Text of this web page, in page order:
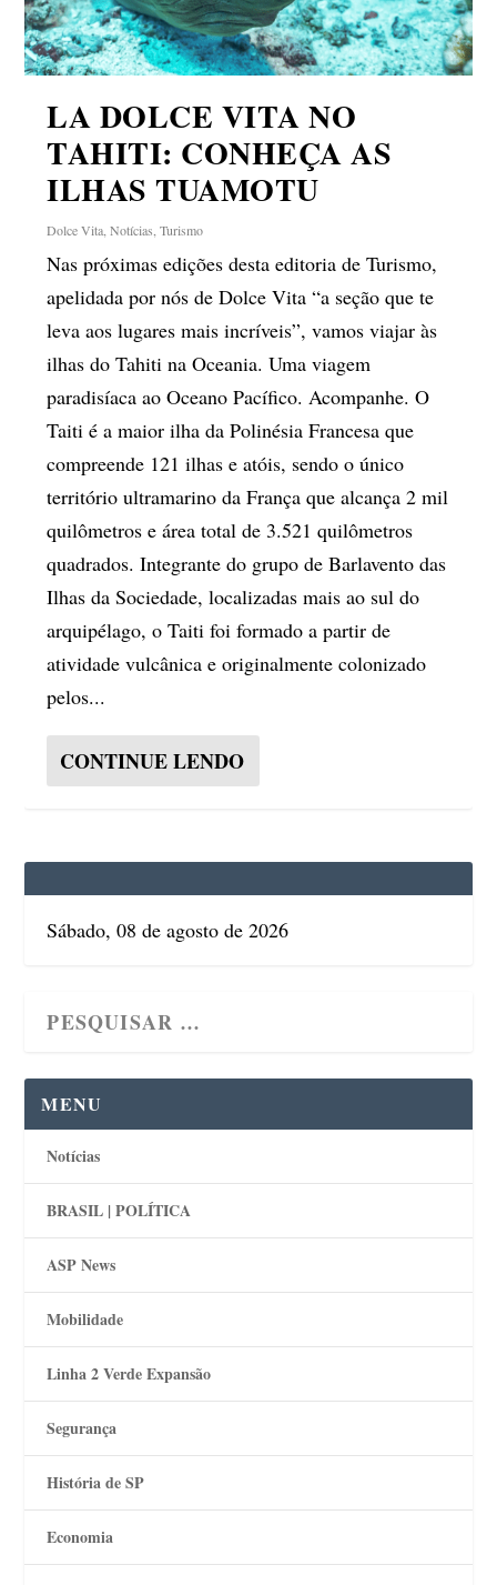
LA DOLCE VITA NO
TAHITI: CONHEÇA AS
ILHAS TUAMOTU
Dolce Vita ,Notícias ,Turismo
Nas próximas edições desta editoria de Turismo,
apelidada por nós de Dolce Vita “a seção que te
leva aos lugares mais incríveis”, vamos viajar às
ilhas do Tahiti na Oceania. Uma viagem
paradisíaca ao Oceano Pacífico. Acompanhe. O
Taiti é a maior ilha da Polinésia Francesa que
compreende 121 ilhas e atóis, sendo o único
território ultramarino da França que alcança 2 mil
quilômetros e área total de 3.521 quilômetros
quadrados. Integrante do grupo de Barlavento das
Ilhas da Sociedade, localizadas mais ao sul do
arquipélago, o Taiti foi formado a partir de
atividade vulcânica e originalmente colonizado
pelos...
CONTINUE LENDO
Sábado, 08 de agosto de 2026
MENU
Notícias
BRASIL | POLÍTICA
ASP News
Mobilidade
Linha 2 Verde Expansão
Segurança
História de SP
Economia